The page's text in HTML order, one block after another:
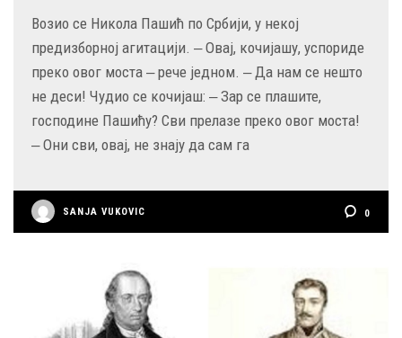
Возио се Никола Пашић по Србији, у некој
предизборној агитацији. ‒ Овај, кочијашу, успориде
преко овог моста ‒ рече једном. ‒ Да нам се нешто
не деси! Чудио се кочијаш: ‒ Зар се плашите,
господине Пашићу? Сви прелазе преко овог моста!
‒ Они сви, овај, не знају да сам га
SANJA VUKOVIC 0